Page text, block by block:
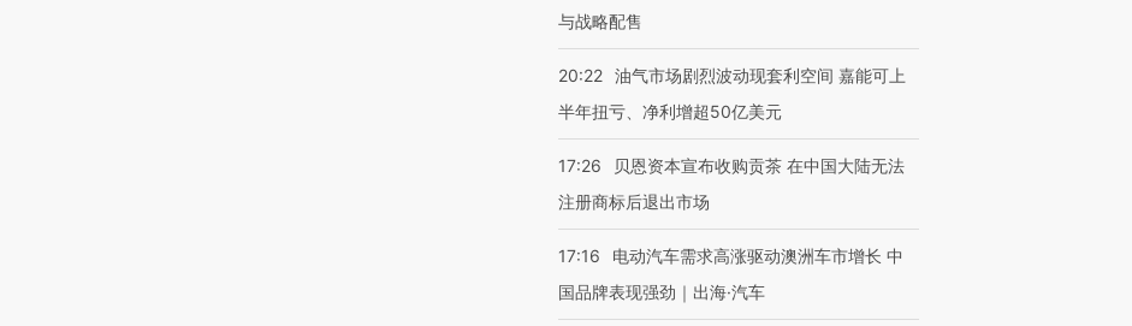
与战略配售
20:22 油气市场剧烈波动现套利空间 嘉能可上
半年扭亏、净利增超50亿美元
17:26
贝恩资本宣布收购贡茶 在中国大陆无法
注册商标后退出市场
17:16
电动汽车需求高涨驱动澳洲车市增长 中
国品牌表现强劲｜出海·汽车